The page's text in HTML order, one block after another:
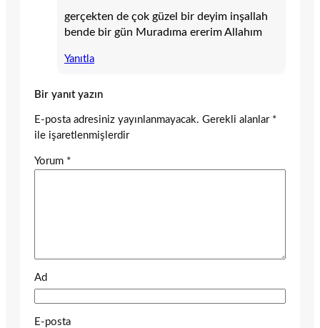
gerçekten de çok güzel bir deyim inşallah
bende bir gün Muradıma ererim Allahım
Yanıtla
Bir yanıt yazın
E-posta adresiniz yayınlanmayacak. Gerekli alanlar *
ile işaretlenmişlerdir
Yorum *
Ad
E-posta